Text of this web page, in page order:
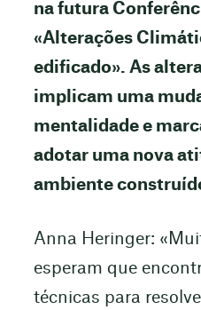
na futura
«Alterações
edificado». As
implicam uma
mentalidade e
adotar uma nova
ambiente
Anna Heringer:
esperam que
técnicas para